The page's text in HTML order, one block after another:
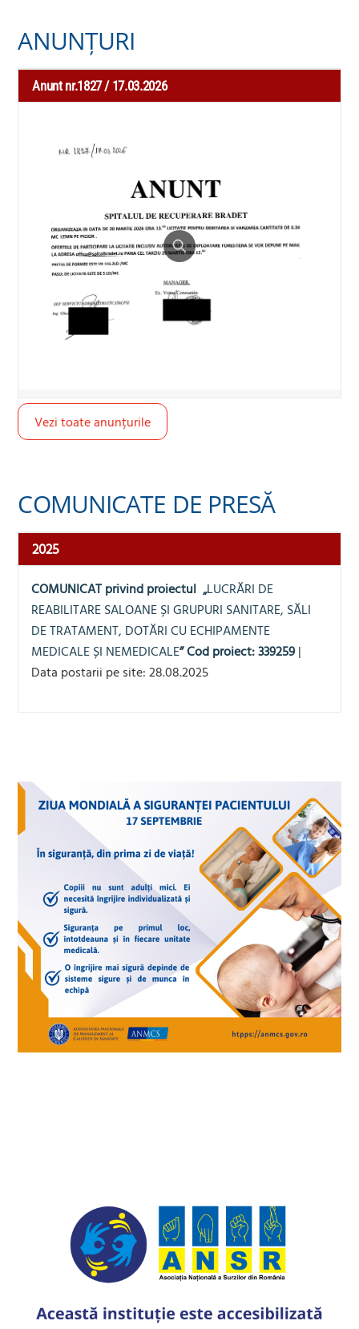
ANUNȚURI
Anunt nr.1827 / 17.03.2026
Vezi toate anunțurile
COMUNICATE DE PRESĂ
2025
COMUNICAT privind proiectul „LUCRĂRI DE
REABILITARE SALOANE ȘI GRUPURI SANITARE, SĂLI
DE TRATAMENT, DOTĂRI CU ECHIPAMENTE
MEDICALE ȘI NEMEDICALE”Cod proiect: 339259 |
Data postarii pe site: 28.08.2025